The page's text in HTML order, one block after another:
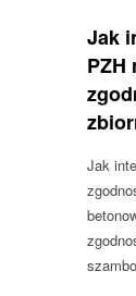
Jak
PZH
Jak